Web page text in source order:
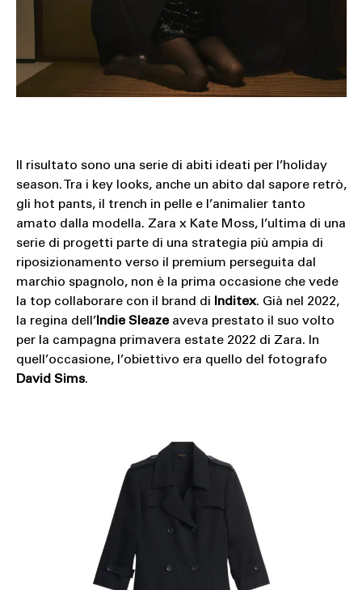
Il risultato sono una serie di abiti ideati per l’holiday
season. Tra i key looks, anche un abito dal sapore retrò,
gli hot pants, il trench in pelle e l’animalier tanto
amato dalla modella. Zara x Kate Moss, l’ultima di una
serie di progetti parte di una strategia più ampia di
riposizionamento verso il premium perseguita dal
marchio spagnolo, non è la prima occasione che vede
la top collaborare con il brand di
Inditex. Già nel 2022,
la regina dell’Indie Sleaze aveva prestato il suo volto
per la campagna primavera estate 2022 di Zara. In
quell’occasione, l’obiettivo era quello del fotografo
David Sims.